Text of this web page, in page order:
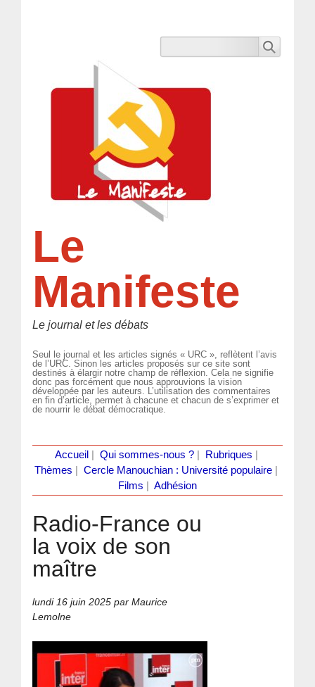
Le
Manifeste
Le journal et les débats
Seul le journal et les articles signés « URC », reflètent l’avis
de l’URC. Sinon les articles proposés sur ce site sont
destinés à élargir notre champ de réflexion. Cela ne signifie
donc pas forcément que nous approuvions la vision
développée par les auteurs. L’utilisation des commentaires
en fin d’article, permet à chacune et chacun de s’exprimer et
de nourrir le débat démocratique.
Accueil Qui sommes-nous ?| Rubriques
Thèmes
Cercle Manouchian : Université populaire
Films
Adhésion
Radio-France ou
la voix de son
maître
lundi 16 juin 2025 par Maurice
Lemolne